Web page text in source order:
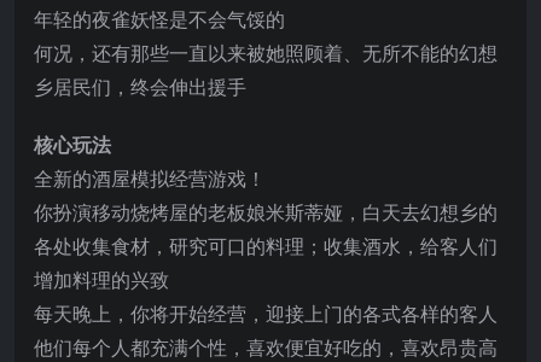
年轻的夜雀妖怪是不会气馁的
何况，还有那些一直以来被她照顾着、无所不能的幻想
乡居民们，终会伸出援手
核心玩法
全新的酒屋模拟经营游戏！
你扮演移动烧烤屋的老板娘米斯蒂娅，白天去幻想乡的
各处收集食材，研究可口的料理；收集酒水，给客人们
增加料理的兴致
每天晚上，你将开始经营，迎接上门的各式各样的客人
他们每个人都充满个性，喜欢便宜好吃的，喜欢昂贵高